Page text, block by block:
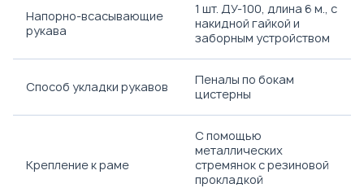
Напорно-всасывающие
рукава
1 шт. ДУ-100, длина 6 м., с
накидной гайкой и
заборным устройством
Способ укладки рукавов
Пеналы по бокам
цистерны
Крепление к раме
С помощью
металлических
стремянок с резиновой
прокладкой